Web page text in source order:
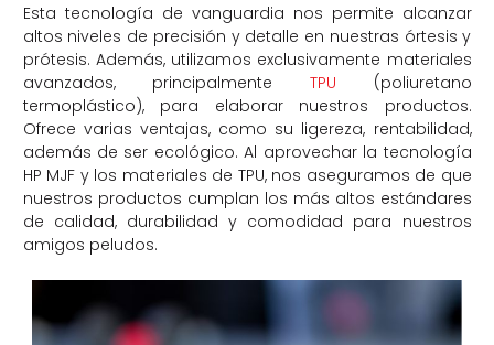
Esta tecnología de vanguardia nos permite alcanzar
altos niveles de precisión y detalle en nuestras órtesis y
prótesis. Además, utilizamos exclusivamente materiales
avanzados, principalmente TPU (poliuretano
termoplástico), para elaborar nuestros productos.
Ofrece varias ventajas, como su ligereza, rentabilidad,
además de ser ecológico. Al aprovechar la tecnología
HP MJF y los materiales de TPU, nos aseguramos de que
nuestros productos cumplan los más altos estándares
de calidad, durabilidad y comodidad para nuestros
amigos peludos.